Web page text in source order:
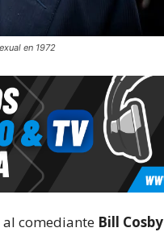
en 1972
comediante Bill Cosby